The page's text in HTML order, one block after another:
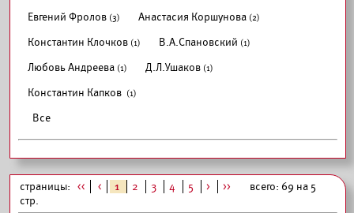
Евгений Фролов (3) Анастасия Коршунова (2)
Константин Клочков (1) В.А.Спановский (1)
Любовь Андреева (1) Д.Л.Ушаков (1)
Константин Капков (1)
Все
страницы: << < 1 2 3 4 5 > >>
всего: 69 на 5
стр.